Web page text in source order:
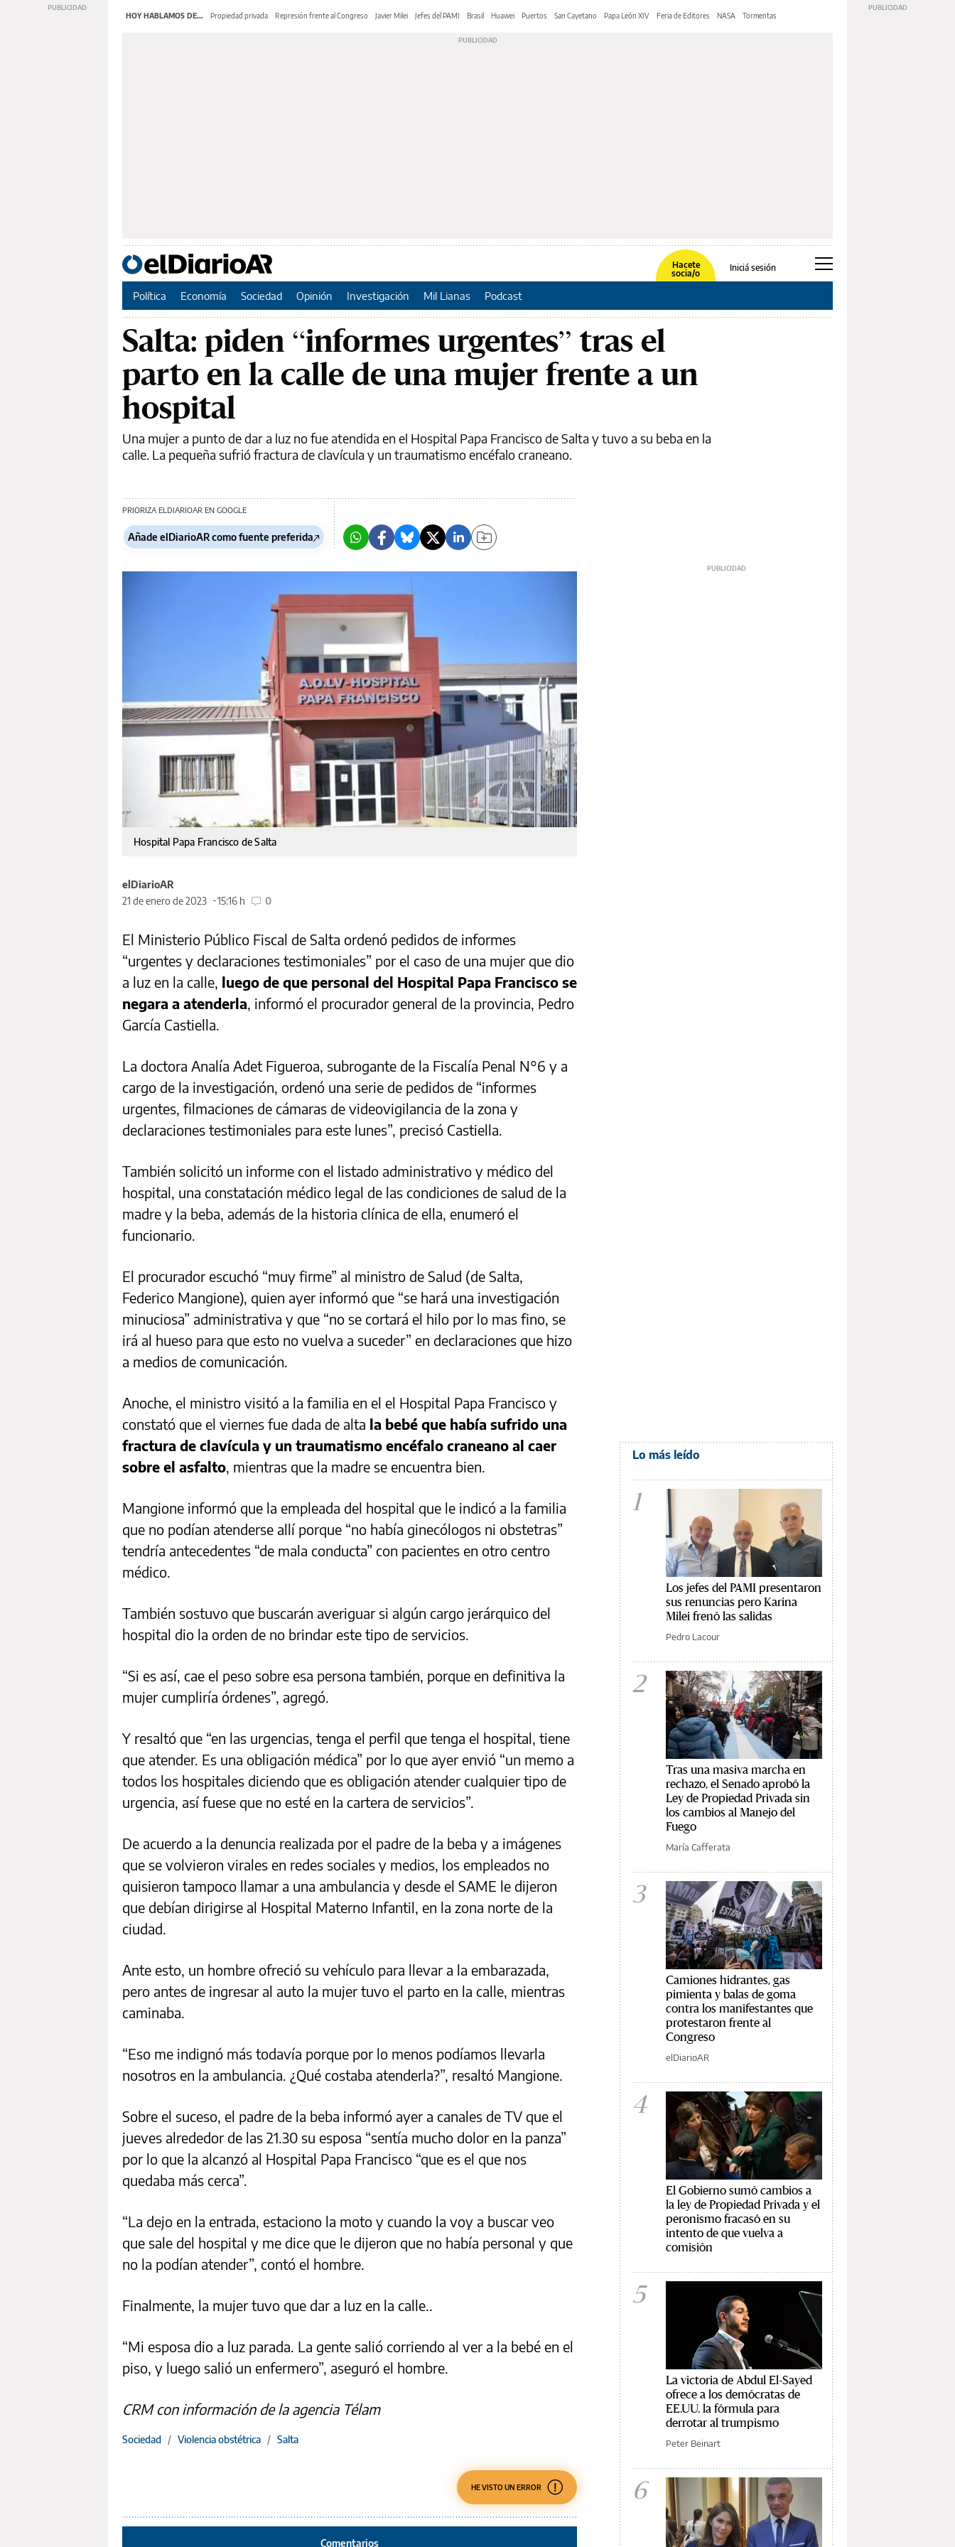
HOY HABLAMOS DE... Propiedad privada Represión frente al Congreso Javier Milei Jefes del PAMI Brasil Huawei Puertos San Cayetano Papa León XIV Feria de Editores NASA Tormentas
Hacete
socia/o
Iniciá sesión
Política Economía Sociedad Opinión Investigación Mil Lianas Podcast
Salta: piden “informes urgentes” tras el
parto en la calle de una mujer frente a un
hospital
Una mujer a punto de dar a luz no fue atendida en el Hospital Papa Francisco de Salta y tuvo a su beba en la
calle. La pequeña sufrió fractura de clavícula y un traumatismo encéfalo craneano.
PRIORIZA ELDIARIOAR EN GOOGLE
Añade elDiarioAR como fuente preferida
Hospital Papa Francisco de Salta
elDiarioAR
21 de enero de 2023
15:16 h 0
El Ministerio Público Fiscal de Salta ordenó pedidos de informes
“urgentes y declaraciones testimoniales” por el caso de una mujer que dio
a luz en la calle, luego de que personal del Hospital Papa Francisco se
negara a atenderla, informó el procurador general de la provincia, Pedro
García Castiella.
La doctora Analía Adet Figueroa, subrogante de la Fiscalía Penal N°6 y a
cargo de la investigación, ordenó una serie de pedidos de “informes
urgentes, filmaciones de cámaras de videovigilancia de la zona y
declaraciones testimoniales para este lunes”, precisó Castiella.
También solicitó un informe con el listado administrativo y médico del
hospital, una constatación médico legal de las condiciones de salud de la
madre y la beba, además de la historia clínica de ella, enumeró el
funcionario.
El procurador escuchó “muy firme” al ministro de Salud (de Salta,
Federico Mangione), quien ayer informó que “se hará una investigación
minuciosa” administrativa y que “no se cortará el hilo por lo mas fino, se
irá al hueso para que esto no vuelva a suceder” en declaraciones que hizo
a medios de comunicación.
Anoche, el ministro visitó a la familia en el el Hospital Papa Francisco y
constató que el viernes fue dada de alta la bebé que había sufrido una
fractura de clavícula y un traumatismo encéfalo craneano al caer
sobre el asfalto, mientras que la madre se encuentra bien.
Mangione informó que la empleada del hospital que le indicó a la familia
que no podían atenderse allí porque “no había ginecólogos ni obstetras”
tendría antecedentes “de mala conducta” con pacientes en otro centro
médico.
También sostuvo que buscarán averiguar si algún cargo jerárquico del
hospital dio la orden de no brindar este tipo de servicios.
“Si es así, cae el peso sobre esa persona también, porque en definitiva la
mujer cumpliría órdenes”, agregó.
Y resaltó que “en las urgencias, tenga el perfil que tenga el hospital, tiene
que atender. Es una obligación médica” por lo que ayer envió “un memo a
todos los hospitales diciendo que es obligación atender cualquier tipo de
urgencia, así fuese que no esté en la cartera de servicios”.
De acuerdo a la denuncia realizada por el padre de la beba y a imágenes
que se volvieron virales en redes sociales y medios, los empleados no
quisieron tampoco llamar a una ambulancia y desde el SAME le dijeron
que debían dirigirse al Hospital Materno Infantil, en la zona norte de la
ciudad.
Ante esto, un hombre ofreció su vehículo para llevar a la embarazada,
pero antes de ingresar al auto la mujer tuvo el parto en la calle, mientras
caminaba.
“Eso me indignó más todavía porque por lo menos podíamos llevarla
nosotros en la ambulancia. ¿Qué costaba atenderla?”, resaltó Mangione.
Sobre el suceso, el padre de la beba informó ayer a canales de TV que el
jueves alrededor de las 21.30 su esposa “sentía mucho dolor en la panza”
por lo que la alcanzó al Hospital Papa Francisco “que es el que nos
quedaba más cerca”.
“La dejo en la entrada, estaciono la moto y cuando la voy a buscar veo
que sale del hospital y me dice que le dijeron que no había personal y que
no la podían atender”, contó el hombre.
Finalmente, la mujer tuvo que dar a luz en la calle..
“Mi esposa dio a luz parada. La gente salió corriendo al ver a la bebé en el
piso, y luego salió un enfermero”, aseguró el hombre.
CRM con información de la agencia Télam
Sociedad / Violencia obstétrica / Salta
HE VISTO UN ERROR
Comentarios
Lo más leído
1
Los jefes del PAMI presentaron
sus renuncias pero Karina
Milei frenó las salidas
Pedro Lacour
2
Tras una masiva marcha en
rechazo, el Senado aprobó la
Ley de Propiedad Privada sin
los cambios al Manejo del
Fuego
María Cafferata
3
Camiones hidrantes, gas
pimienta y balas de goma
contra los manifestantes que
protestaron frente al
Congreso
elDiarioAR
4
El Gobierno sumó cambios a
la ley de Propiedad Privada y el
peronismo fracasó en su
intento de que vuelva a
comisión
5
La victoria de Abdul El-Sayed
ofrece a los demócratas de
EE.UU. la fórmula para
derrotar al trumpismo
Peter Beinart
6